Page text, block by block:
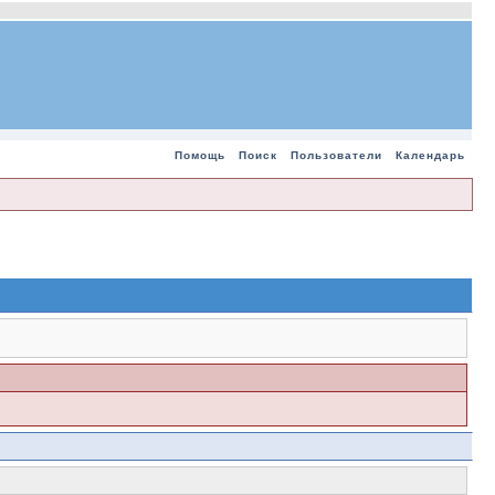
Помощь Поиск Пользователи Календарь